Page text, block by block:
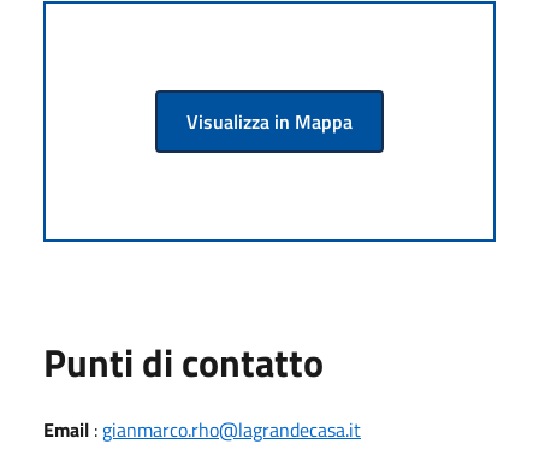
Visualizza in Mappa
Punti di contatto
Email : gianmarco.rho@lagrandecasa.it